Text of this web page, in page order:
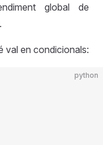
global de
val en condicionals:
python